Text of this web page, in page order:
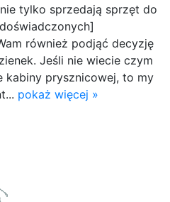
tylko sprzedają sprzęt do
również podjąć decyzję
Jeśli nie wiecie czym
kabiny prysznicowej, to my
pokaż więcej »